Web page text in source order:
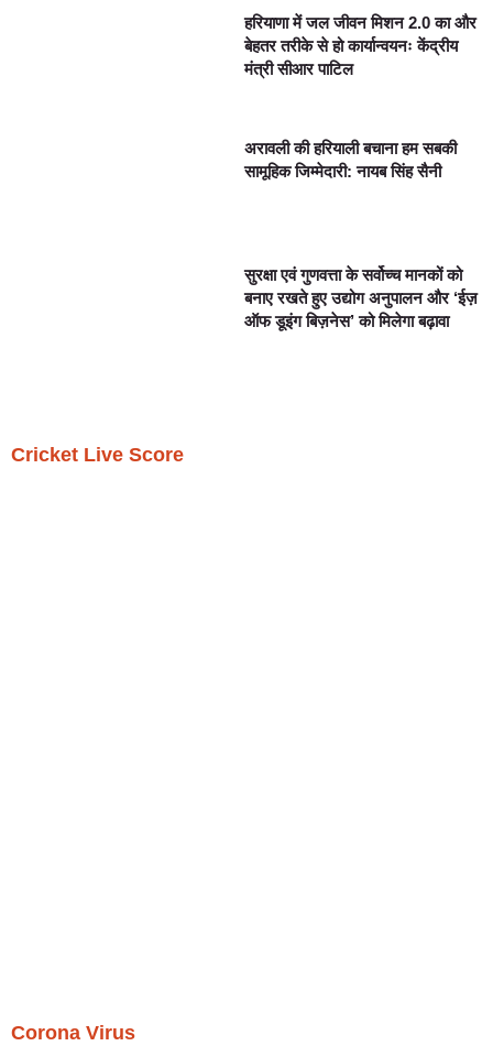
हरियाणा में जल जीवन मिशन 2.0 का और
बेहतर तरीके से हो कार्यान्वयनः केंद्रीय
मंत्री सीआर पाटिल
अरावली की हरियाली बचाना हम सबकी
सामूहिक जिम्मेदारी: नायब सिंह सैनी
सुरक्षा एवं गुणवत्ता के सर्वोच्च मानकों को
बनाए रखते हुए उद्योग अनुपालन और ‘ईज़
ऑफ डूइंग बिज़नेस’ को मिलेगा बढ़ावा
Cricket Live Score
Corona Virus